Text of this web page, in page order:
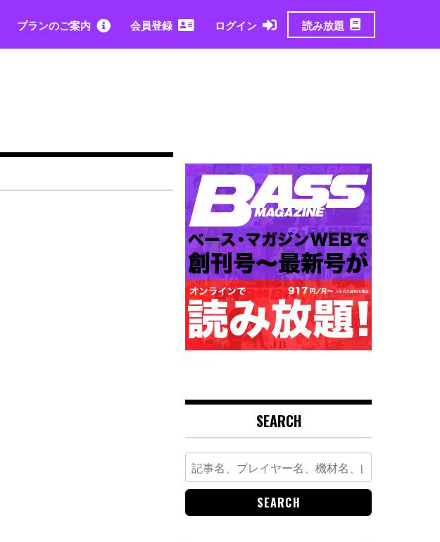
プランのご案内 会員登録 ログイン 読み放題
SEARCH
Search
for: